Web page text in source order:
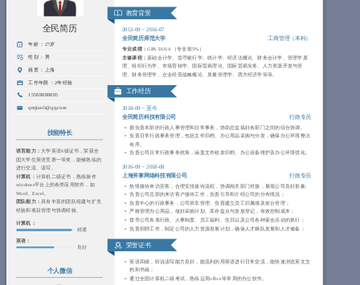
全民简历
年龄 ： 27岁
性别 ： 男
籍贯 ： 上海
工作年限 ： 2年经验
15588888885
qmjianli@qq.com
技能特长
语言能力：大学英语6级证书，荣获全
国大学生英语竞赛一等奖，能够熟练的
进行交流、读写。
计算机： 计算机二级证书，熟练操作
windows平台上的各类应用软件，如
Word、Excel。
团队能力： 具有丰富的团队组建与扩充
经验和项目管理与协调经验。
计算机：
精通
英语：
良好
个人微信
教育背景
2012-09~ 2016-07
全民简历师范大学
工商管理（本科）
专业成绩：GPA 3.66/4 （专业前5%）
主修课程：基础会计学、货币银行学、统计学、经济法概论、财务会计学、管理学原
理、组织行为学、市场营销学、国际贸易理论、国际贸易实务、人力资源开发与管
理、财务管理学、企业经营战略概论、质量管理学、西方经济学等等。
工作经历
2018-09~ 至今
全民简历科技有限公司
行政专员
拥负责本部的行政人事管理和日常事务，协助总监搞好各部门之间的综合协调。
负责日常行政事务管理，包括文件归档、办公用品采购与分发，确保办公环境整洁
有序。
负责公司日常行政事务统筹，涵盖文件收发归档、办公设备维护及办公环境优化。
2016-09~ 2018-08
上海斧掌网络科技有限公司 行政专员
热情接待来访宾客，合理安排接待流程，协调相关部门对接，展现公司良好形象;
负责公司总部的来访客户接待工作，负责引导和介绍公司的分布情况；
负责中心的行政事务，公司班车管理、负责建立员工归属感及前台管理；
严格管理办公用品，做好采购计划、库存盘点与发放登记，有效控制成本；
督导公司各项行政、人事制度、员工福利、生日以及公司各种宴会活动的执行；
负责招聘工作，制定公司的人力资源发展计划，确保人才梯队发展和人才储备；
荣誉证书
英语四级，听说读写能力良好，能流利的用英语进行日常交流，能快速浏览英文文
档和书籍；
通过全国计算机二级考试，熟练运用office等常用的办公软件。